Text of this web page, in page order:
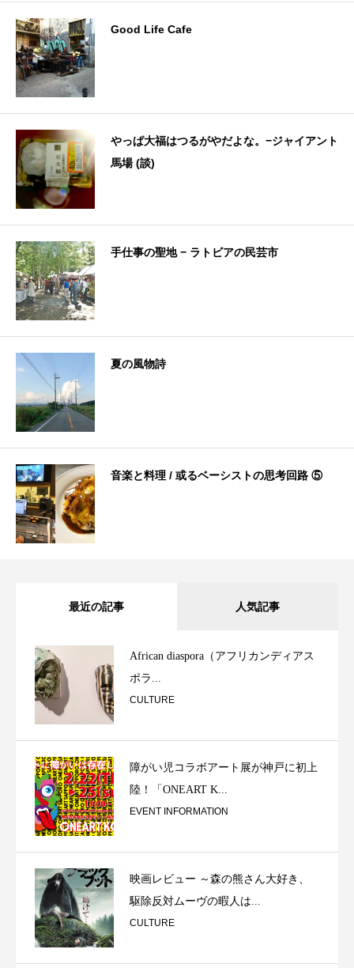
Good Life Cafe
やっぱ大福はつるがやだよな。−ジャイアント
馬場 (談)
手仕事の聖地 − ラトビアの民芸市
夏の風物詩
音楽と料理 / 或るベーシストの思考回路 ⑤
最近の記事 人気記事
African diaspora（アフリカンディアス
ポラ...
CULTURE
障がい児コラボアート展が神戸に初上
陸！「ONEART K...
EVENT INFORMATION
映画レビュー ～森の熊さん大好き、
駆除反対ムーヴの暇人は...
CULTURE